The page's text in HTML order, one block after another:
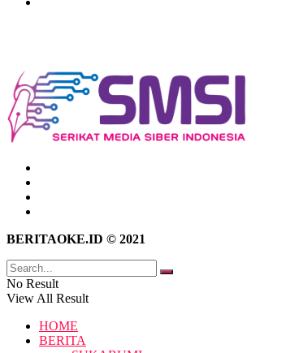
BERITAOKE.ID © 2021
No Result
View All Result
HOME
BERITA